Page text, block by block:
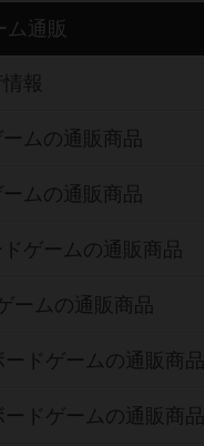
ム通販
報
ムの通販商品
ムの通販商品
ゲームの通販商品
ームの通販商品
ドゲームの通販商品
ドゲームの通販商品